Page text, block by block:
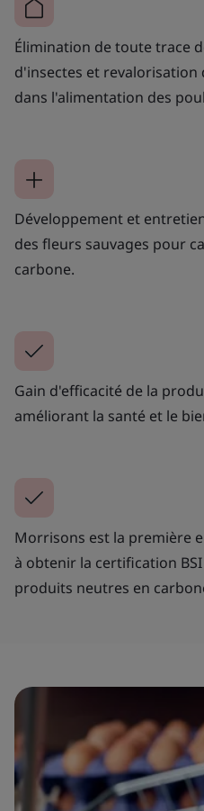
Élimination de toute trace
d'insectes et
dans l'alimentation des
Développement et
des fleurs sauvages pour
carbone.
Gain d'efficacité de la
améliorant la santé et le
Morrisons est la première
à obtenir la certification
produits neutres en